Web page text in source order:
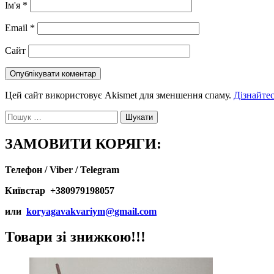
Ім'я *
Email *
Сайт
Цей сайт використовує Akismet для зменшення спаму.
Пошук:
ЗАМОВИТИ КОРЯГИ:
Телефон / Viber / Telegram
Київстар +380979198057
или koryagavakvariym@gmail.com
Товари зі знижкою!!!